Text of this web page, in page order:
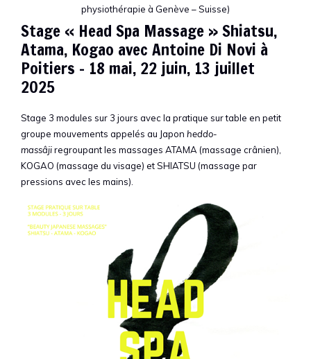
physiothérapie à Genève – Suisse)
Stage « Head Spa Massage » Shiatsu,
Atama, Kogao avec Antoine Di Novi à
Poitiers – 18 mai, 22 juin, 13 juillet
2025
Stage 3 modules sur 3 jours avec la pratique sur table en petit
groupe mouvements appelés au Japon heddo-
massâjiregroupant les massages ATAMA (massage crânien),
KOGAO (massage du visage) et SHIATSU (massage par
pressions avec les mains).